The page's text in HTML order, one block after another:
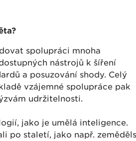
spolupráci mnoha
nástrojů k šíření
a posuzování shody. Celý
vzájemné spolupráce pak
udržitelnosti.
jako je umělá inteligence.
po staletí, jako např.